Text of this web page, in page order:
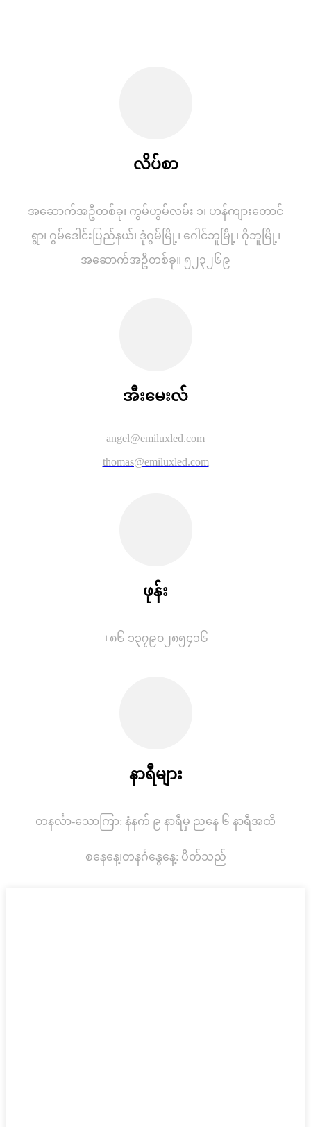
လိပ်စာ
အဆောက်အဦတစ်ခု၊ ကွမ်ဟွမ်လမ်း ၁၊ ဟန်ကျားတောင်
ရွာ၊ ဂွမ်ဒေါင်းပြည်နယ်၊ ဒုံဂွမ်မြို့၊ ဂေါင်ဘူမြို့၊ ဂိုဘူမြို့၊
အဆောက်အဦတစ်ခု။ ၅၂၃၂၆၉
အီးမေးလ်
angel@emiluxled.com
thomas@emiluxled.com
ဖုန်း
+၈၆ ၁၃၇၉၀၂၈၅၄၁၆
နာရီများ
တနင်္လာ-သောကြာ: နံနက် ၉ နာရီမှ ညနေ ၆ နာရီအထိ
စနေနေ့၊တနင်္ဂနွေနေ့: ပိတ်သည်